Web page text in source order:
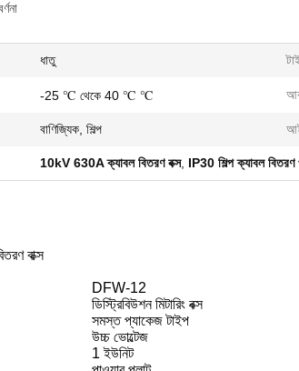
ধাতু
-25 ℃ থেকে 40 ℃ ℃
বাণিজ্যিক, শিল্প
10kV 630A ক্যাবল বিতরণ বক্স, IP30 শিল্প ক্যাবল বিতরণ
বাক্স
DFW-12
ডিস্ট্রিবিউশন মিটারিং বক্স
সমস্ত প্যাকেজ টাইপ
উচ্চ ভোল্টেজ
1 ইউনিট